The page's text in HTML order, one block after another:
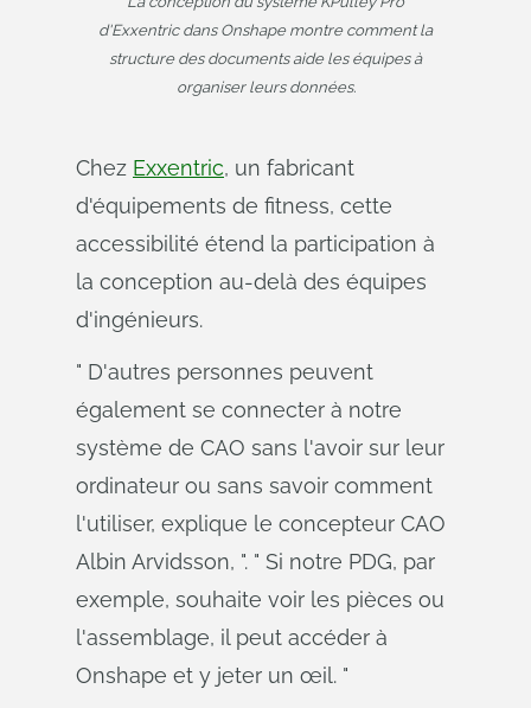
d'Exxentric dans Onshape montre comment la
structure des documents aide les équipes à
organiser leurs données.
Chez Exxentric, un fabricant
d'équipements de fitness, cette
accessibilité étend la participation à
la conception au-delà des équipes
d'ingénieurs.
" D'autres personnes peuvent
également se connecter à notre
système de CAO sans l'avoir sur leur
ordinateur ou sans savoir comment
l'utiliser, explique le concepteur CAO
Albin Arvidsson, ". " Si notre PDG, par
exemple, souhaite voir les pièces ou
l'assemblage, il peut accéder à
Onshape et y jeter un œil. "